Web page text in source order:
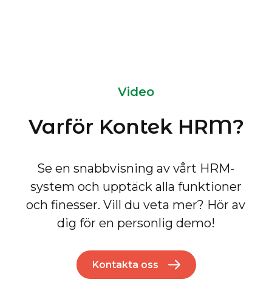
Video
Varför Kontek HRM?
Se en snabbvisning av vårt HRM-
system och upptäck alla funktioner
och finesser. Vill du veta mer? Hör av
dig för en personlig demo!
Kontakta oss